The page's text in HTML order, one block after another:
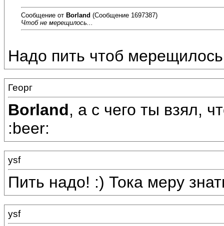
Сообщение от Borland (Сообщение 1697387)
Чтоб не мерещилось...
Надо пить чтоб
Георг
Borland, а с чего ты взял,
:beer:
ysf
Пить надо! :) Тока меру
ysf